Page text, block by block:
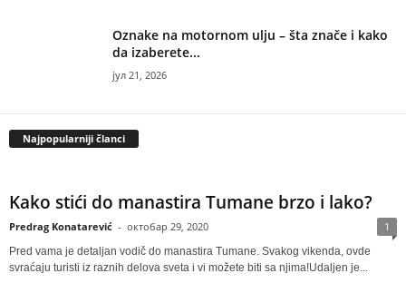
Oznake na motornom ulju – šta znače i kako
da izaberete...
јул 21, 2026
Najpopularniji članci
Kako stići do manastira Tumane brzo i lako?
Predrag Konatarević - октобар 29, 2020 1
Pred vama je detaljan vodič do manastira Tumane. Svakog vikenda, ovde
svraćaju turisti iz raznih delova sveta i vi možete biti sa njima!Udaljen je...